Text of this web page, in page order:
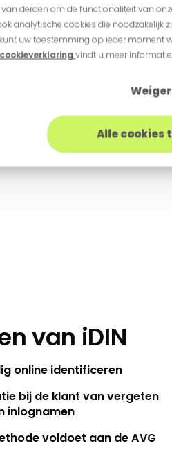
derden om de functionaliteit van
analytische cookies die noodzakelijk
uw toestemming op ieder moment
cookieverklaringvindt u meer
Alle cookies
je eerste betaling
van iDIN
online identificeren
bij de klant van vergeten
inlognamen
voldoet aan de AVG